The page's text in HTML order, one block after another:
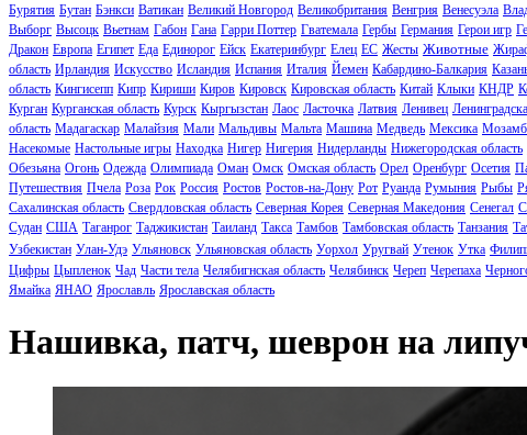
Бурятия Бутан Бэнкси Ватикан Великий Новгород Великобритания Венгрия Венесуэла
Выборг Высоцк Вьетнам Габон Гана Гарри Поттер Гватемала Гербы Германия Герои игр
Дракон Европа Египет Еда Единорог Ейск Екатеринбург Елец ЕС Жесты Животные
область Ирландия Искусство Исландия Испания Италия Йемен Кабардино-Балкария
область Кингисепп Кипр Кириши Киров Кировск Кировская область Китай Клыки КНДР
Курган Курганская область Курск Кыргызстан Лаос Ласточка Латвия Ленивец
область Мадагаскар Малайзия Мали Мальдивы Мальта Машина Медведь Мексика
Насекомые Настольные игры Находка Нигер Нигерия Нидерланды Нижегородская область
Обезьяна Огонь Одежда Олимпиада Оман Омск Омская область Орел Оренбург Осетия
Путешествия Пчела Роза Рок Россия Ростов Ростов-на-Дону Рот Руанда Румыния Рыбы
Сахалинская область Свердловская область Северная Корея Северная Македония Сенегал
Судан США Таганрог Таджикистан Таиланд Такса Тамбов Тамбовская область Танзания
Узбекистан Улан-Удэ Ульяновск Ульяновская область Уорхол Уругвай Утенок Утка
Цифры Цыпленок Чад Части тела Челябигнская область Челябинск Череп Черепаха
Ямайка ЯНАО Ярославль Ярославская область
Нашивка, патч, шеврон на